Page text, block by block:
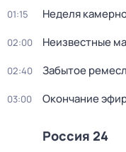
01:15 Неделя
02:00 Неизвестные
02:40 Забытое
03:00 Окончание
Россия 24